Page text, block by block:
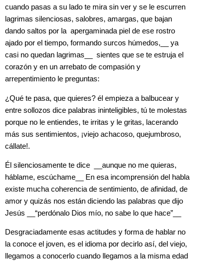
cuando pasas a su lado te mira sin ver y se le escurren
lagrimas silenciosas, salobres, amargas, que bajan
dando saltos por la apergaminada piel de ese rostro
ajado por el tiempo, formando surcos húmedos,__ ya
casi no quedan lagrimas__ sientes que se te estruja el
corazón y en un arrebato de compasión y
arrepentimiento le preguntas:
¿Qué te pasa, que quieres? él empieza a balbucear y
entre sollozos dice palabras ininteligibles, tú te molestas
porque no le entiendes, te irritas y le gritas, lacerando
más sus sentimientos, ¡viejo achacoso, quejumbroso,
cállate!.
Él silenciosamente te dice __aunque no me quieras,
háblame, escúchame__ En esa incomprensión del habla
existe mucha coherencia de sentimiento, de afinidad, de
amor y quizás nos están diciendo las palabras que dijo
Jesús __“perdónalo Dios mío, no sabe lo que hace”__
Desgraciadamente esas actitudes y forma de hablar no
la conoce el joven, es el idioma por decirlo así, del viejo,
llegamos a conocerlo cuando llegamos a la misma edad